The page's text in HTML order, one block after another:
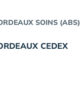
SOINS (ABS)
CEDEX